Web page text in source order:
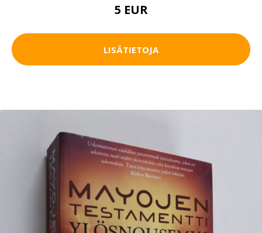
5 EUR
LISÄTIETOJA